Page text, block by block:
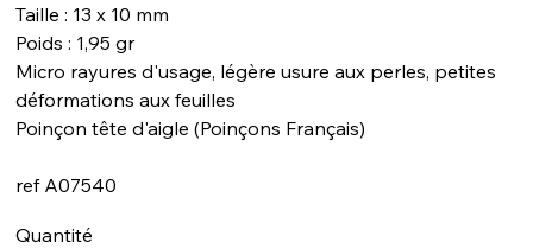
Taille : 13 x 10 mm
Poids : 1,95 gr
Micro rayures d'usage, légère usure aux perles, petites
déformations aux feuilles
Poinçon tête d'aigle (Poinçons Français)
ref A07540
Quantité